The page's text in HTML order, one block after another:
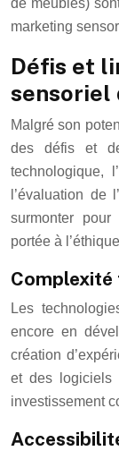
de meubles)
marketing
Défis et
sensoriel
Malgré son
des défis et
technologique,
l’évaluation de
surmonter
portée à
Les
encore en
création
et des logiciels
investissement